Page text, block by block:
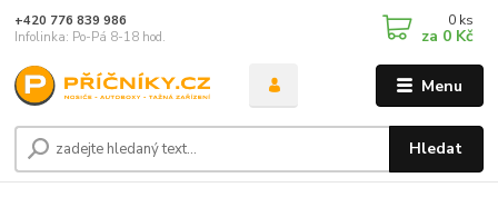
Menu
Hledat
+420 776 839 986
Infolinka: Po-Pá 8-18 hod.
0 ks
za 0 Kč